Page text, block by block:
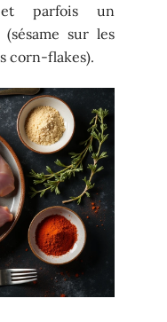
parfois un
sur les
corn-flakes).